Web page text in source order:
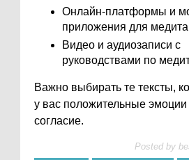
Онлайн-платформы и
приложения для
Видео и аудиозаписи с
руководствами по
Важно выбирать те тексты,
у вас положительные эмоции
согласие.
Posted by